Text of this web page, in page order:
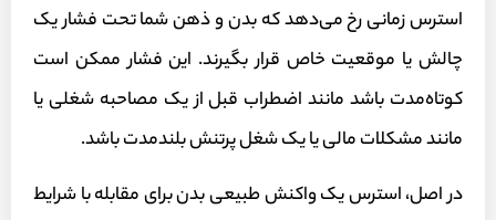
استرس زمانی رخ می‌دهد که بدن و ذهن شما تحت فشار یک
چالش یا موقعیت خاص قرار بگیرند. این فشار ممکن است
کوتاه‌مدت باشد مانند اضطراب قبل از یک مصاحبه شغلی یا
مانند مشکلات مالی یا یک شغل پرتنش بلندمدت باشد.
در اصل، استرس یک واکنش طبیعی بدن برای مقابله با شرایط